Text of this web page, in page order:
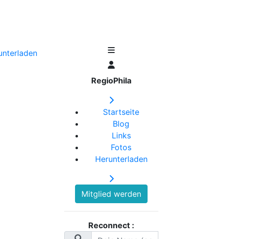
RegioPhila
Startseite
Blog
Links
Fotos
Herunterladen
Mitglied werden
Reconnect :